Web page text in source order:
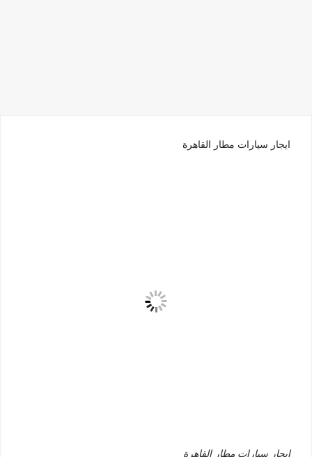
ايجار سيارات مطار القاهرة
ايجار سيارات مطار القاهرة